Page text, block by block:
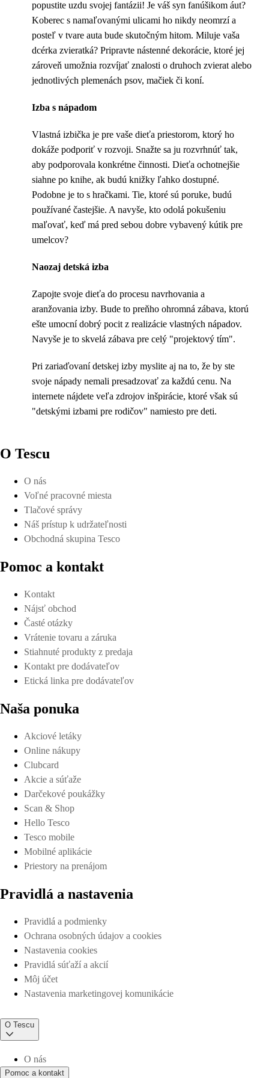
popustite uzdu svojej fantázii! Je váš syn fanúšikom áut?
Koberec s namaľovanými ulicami ho nikdy neomrzí a
posteľ v tvare auta bude skutočným hitom. Miluje vaša
dcérka zvieratká? Pripravte nástenné dekorácie, ktoré jej
zároveň umožnia rozvíjať znalosti o druhoch zvierat alebo
jednotlivých plemenách psov, mačiek či koní.
Izba s nápadom
Vlastná izbička je pre vaše dieťa priestorom, ktorý ho
dokáže podporiť v rozvoji. Snažte sa ju rozvrhnúť tak,
aby podporovala konkrétne činnosti. Dieťa ochotnejšie
siahne po knihe, ak budú knižky ľahko dostupné.
Podobne je to s hračkami. Tie, ktoré sú poruke, budú
používané častejšie. A navyše, kto odolá pokušeniu
maľovať, keď má pred sebou dobre vybavený kútik pre
umelcov?
Naozaj detská izba
Zapojte svoje dieťa do procesu navrhovania a
aranžovania izby. Bude to preňho ohromná zábava, ktorú
ešte umocní dobrý pocit z realizácie vlastných nápadov.
Navyše je to skvelá zábava pre celý "projektový tím".
Pri zariaďovaní detskej izby myslite aj na to, že by ste
svoje nápady nemali presadzovať za každú cenu. Na
internete nájdete veľa zdrojov inšpirácie, ktoré však sú
"detskými izbami pre rodičov" namiesto pre deti.
O Tescu
O nás
Voľné pracovné miesta
Tlačové správy
Náš prístup k udržateľnosti
Obchodná skupina Tesco
Pomoc a kontakt
Kontakt
Nájsť obchod
Časté otázky
Vrátenie tovaru a záruka
Stiahnuté produkty z predaja
Kontakt pre dodávateľov
Etická linka pre dodávateľov
Naša ponuka
Akciové letáky
Online nákupy
Clubcard
Akcie a súťaže
Darčekové poukážky
Scan & Shop
Hello Tesco
Tesco mobile
Mobilné aplikácie
Priestory na prenájom
Pravidlá a nastavenia
Pravidlá a podmienky
Ochrana osobných údajov a cookies
Nastavenia cookies
Pravidlá súťaží a akcií
Môj účet
Nastavenia marketingovej komunikácie
O Tescu
O nás
Pomoc a kontakt